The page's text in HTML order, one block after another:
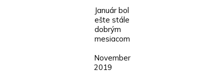
Január bol
ešte stále
dobrým
mesiacom
November
2019